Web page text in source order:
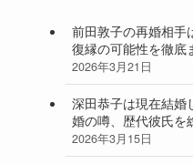
前田敦子の再婚相手
復縁の可能性を徹底
2026年3月21日
深田恭子は現在結婚
婚の噂、歴代彼氏を
2026年3月15日